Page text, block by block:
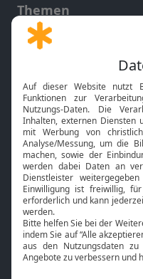
Themen
Gott und Bibel erklärt
Neuigkeiten
Bibel TV
Über uns
Jobs